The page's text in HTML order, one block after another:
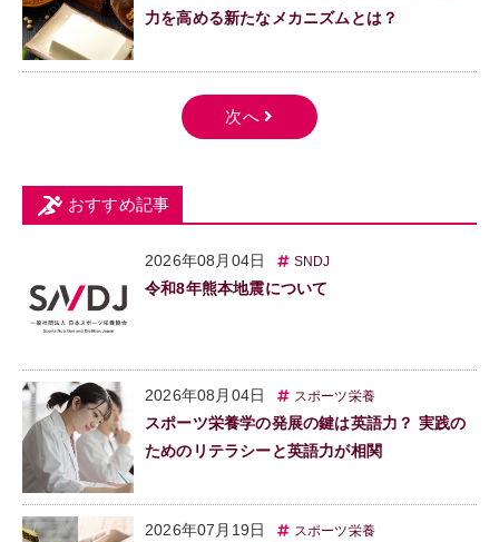
力を高める新たなメカニズムとは？
おすすめ記事
2026年08月04日 SNDJ
令和8年熊本地震について
2026年08月04日 スポーツ栄養
スポーツ栄養学の発展の鍵は英語力？ 実践の
ためのリテラシーと英語力が相関
2026年07月19日 スポーツ栄養